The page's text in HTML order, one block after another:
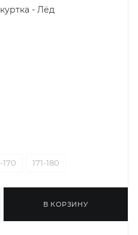
- Лёд
В КОРЗИНУ
170 171-180